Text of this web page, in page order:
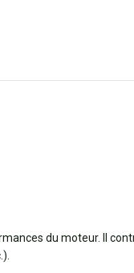
du moteur. Il